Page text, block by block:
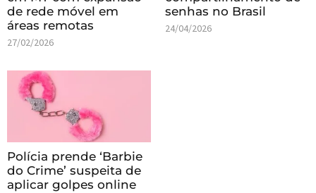
de rede móvel em
áreas remotas
27/02/2026
senhas no Brasil
24/04/2026
Polícia prende ‘Barbie
do Crime’ suspeita de
aplicar golpes online